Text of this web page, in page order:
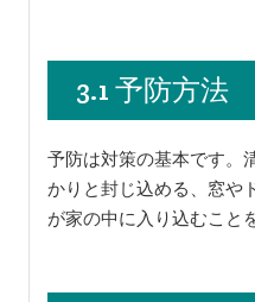
3.1 予防方法
予防は対策の基本です。
かりと封じ込める、窓や
が家の中に入り込むこと